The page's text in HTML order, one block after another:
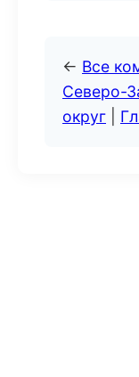
← Все
Северо-
округ